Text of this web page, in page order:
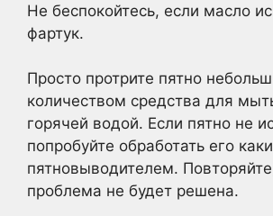
Не беспокойтесь, если масло
фартук.
Просто протрите пятно
количеством средства для
горячей водой. Если пятно не
попробуйте обработать его
пятновыводителем.
проблема не будет решена.